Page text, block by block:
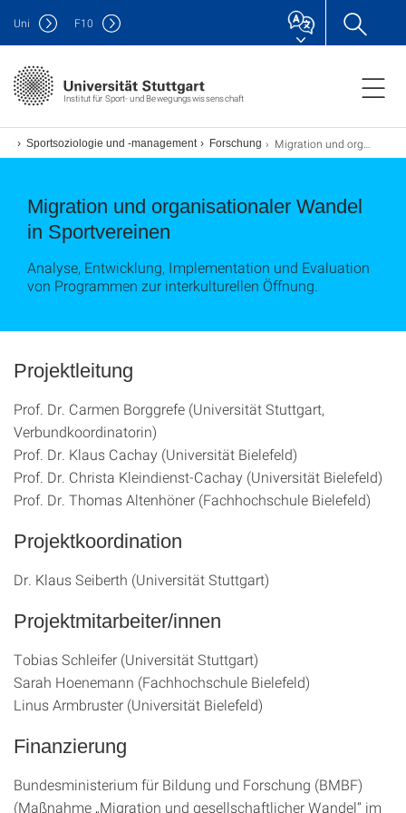
Institut für Sport- und Bewegungswissenschaft
Uni F10
Sportsoziologie und -management Forschung Migration und organisationaler Wandel in Sportvereinen
Migration und organisationaler Wandel
in Sportvereinen
Analyse, Entwicklung, Implementation und Evaluation
von Programmen zur interkulturellen Öffnung.
Projektleitung
Prof. Dr. Carmen Borggrefe (Universität Stuttgart,
Verbundkoordinatorin)
Prof. Dr. Klaus Cachay (Universität Bielefeld)
Prof. Dr. Christa Kleindienst-Cachay (Universität Bielefeld)
Prof. Dr. Thomas Altenhöner (Fachhochschule Bielefeld)
Projektkoordination
Dr. Klaus Seiberth (Universität Stuttgart)
Projektmitarbeiter/innen
Tobias Schleifer (Universität Stuttgart)
Sarah Hoenemann (Fachhochschule Bielefeld)
Linus Armbruster (Universität Bielefeld)
Finanzierung
Bundesministerium für Bildung und Forschung (BMBF)
(Maßnahme „Migration und gesellschaftlicher Wandel“ im